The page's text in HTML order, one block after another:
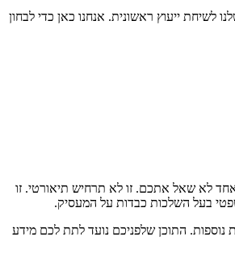
ייעוץ ראשונית. אנחנו כאן כדי לבחון
לא שאל אתכם. זו לא תרחיש תיאורטי. זו
בעל השלכות כבדות על המעסיק.
התוכן שלפניכם נועד לתת לכם מידע